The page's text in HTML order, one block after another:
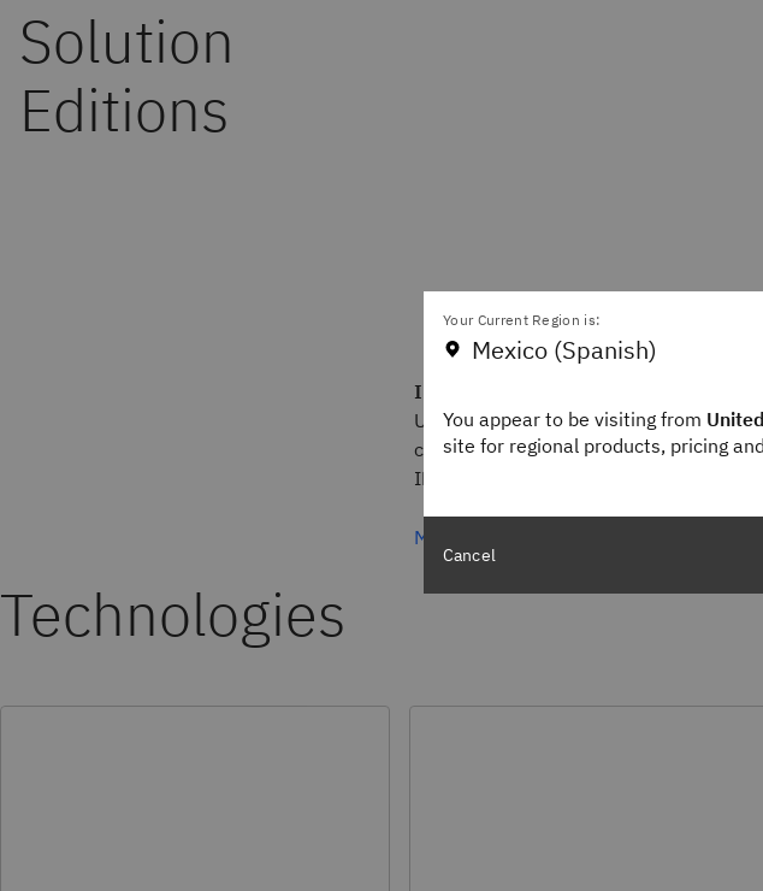
IBM® i P30 Enterprise Edition
Un paquete estratégico que ofrece
capacidades empresariales integrales
IBM i.
Más información
Technologies
Your Current Region is:
Mexico (Spanish)
You appear to be visiting from
site for regional products, pricing
Cancel